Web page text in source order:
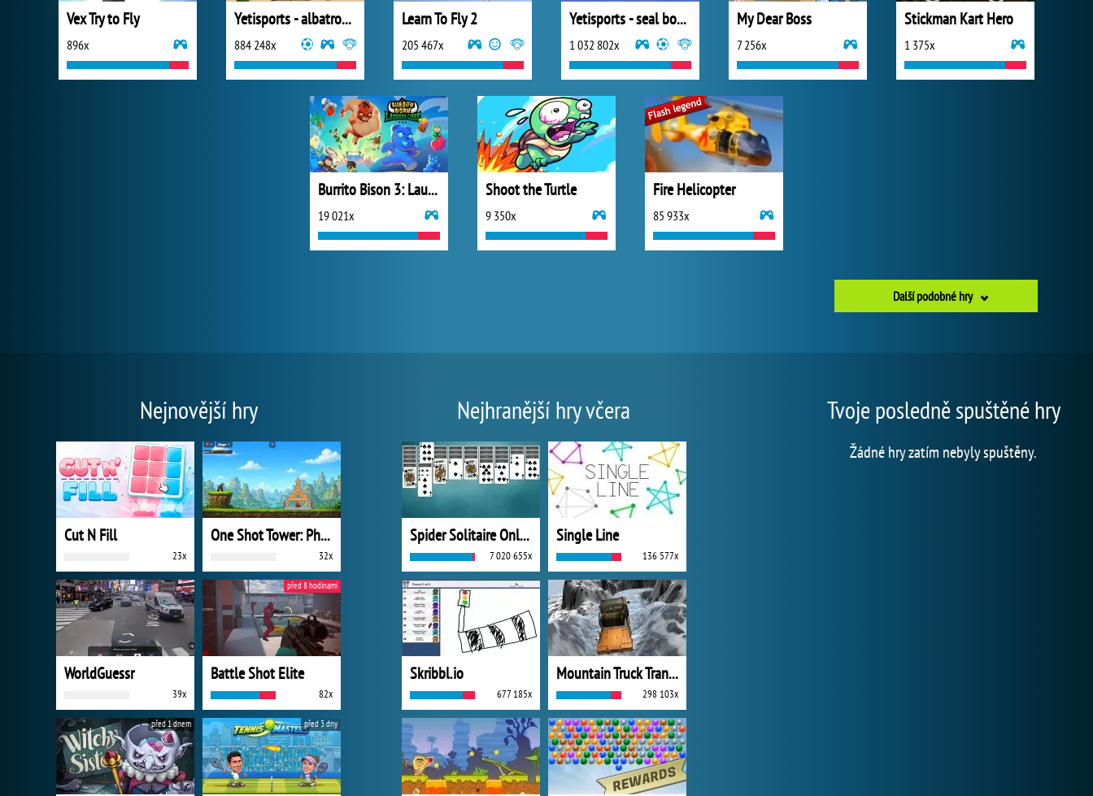
Vex Try to Fly
896x
Yetisports - albatros overload
884 248x
Learn To Fly 2
205 467x
Yetisports - seal bounce
1 032 802x
My Dear Boss
7 256x
Stickman Kart Hero
1 375x
Burrito Bison 3: Launcha Libre
19 021x
Shoot the Turtle
9 350x
Fire Helicopter
85 933x
Další podobné hry
Nejnovější hry
Cut N Fill
23x
One Shot Tower: Physics Destroyer
32x
WorldGuessr
39x
Battle Shot Elite
82x
před 8 hodinami
před 1 dnem před 3 dny
Nejhranější hry včera
Spider Solitaire Online
7 020 655x
Single Line
136 577x
Skribbl.io
677 185x
Mountain Truck Transport
298 103x
Tvoje posledně spuštěné hry
Žádné hry zatím nebyly spuštěny.